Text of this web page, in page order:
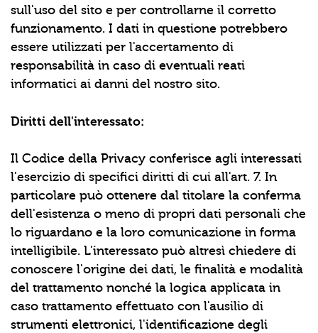
sull'uso del sito e per controllarne il corretto
funzionamento. I dati in questione potrebbero
essere utilizzati per l'accertamento di
responsabilità in caso di eventuali reati
informatici ai danni del nostro sito.
Diritti dell'interessato:
Il Codice della Privacy conferisce agli interessati
l'esercizio di specifici diritti di cui all'art. 7. In
particolare può ottenere dal titolare la conferma
dell'esistenza o meno di propri dati personali che
lo riguardano e la loro comunicazione in forma
intelligibile. L'interessato può altresì chiedere di
conoscere l'origine dei dati, le finalità e modalità
del trattamento nonché la logica applicata in
caso trattamento effettuato con l'ausilio di
strumenti elettronici, l'identificazione degli